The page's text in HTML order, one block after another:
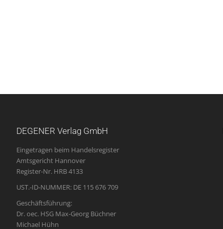
DEGENER Verlag GmbH
Eingetragen beim Handelsregister
Amtsgericht Hannover
Register-Nr. HRB 4133
UST.-ID-NUMMER: DE 115 676 709
Geschäftsführung:
Dr. oec. HSG Max-Georg Büchner
Michael Hühn